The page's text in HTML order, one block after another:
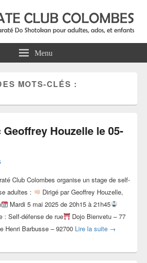
Colombes
Menu
MOTS-CLÉS :
Geoffrey Houzelle le 05-
Club Colombes organise un stage de self-
adultes :
Dirigé par Geoffrey Houzelle,
Mardi 5 mai 2025 de 20h15 à 21h45
: Self-défense de rue
Dojo Bienvetu – 77
Henri Barbusse – 92700 Lire la suite Stage avec
→